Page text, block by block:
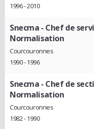
1996 - 2010
Snecma - Chef de
Normalisation
Courcouronnes
1990 - 1996
Snecma - Chef de
Normalisation
Courcouronnes
1982 - 1990